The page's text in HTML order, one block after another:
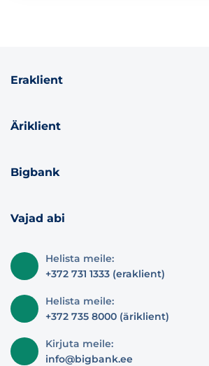
Eraklient
Äriklient
Bigbank
Vajad abi
Helista meile:
+372 731 1333 (eraklient)
Helista meile:
+372 735 8000 (äriklient)
Kirjuta meile:
info@bigbank.ee